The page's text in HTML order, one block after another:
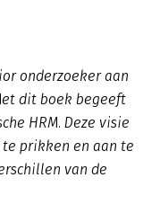
onderzoeker aan
dit boek begeeft
HRM. Deze visie
prikken en aan te
van de